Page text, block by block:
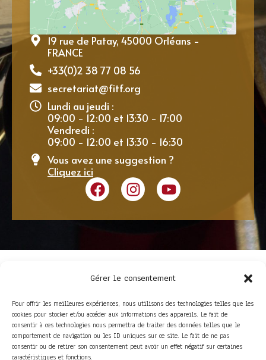
Gérer le consentement
Pour offrir les meilleures expériences, nous utilisons des technologies telles que les
cookies pour stocker et/ou accéder aux informations des appareils. Le fait de
consentir à ces technologies nous permettra de traiter des données telles que le
comportement de navigation ou les ID uniques sur ce site. Le fait de ne pas
consentir ou de retirer son consentement peut avoir un effet négatif sur certaines
caractéristiques et fonctions.
19 rue de Patay, 45000 Orléans -
FRANCE
+33(0)2 38 77 08 56
secretariat@fitf.org
Lundi au jeudi :
09:00 - 12:00 et 13:30 - 17:00
Vendredi :
09:00 - 12:00 et 13:30 - 16:30
Vous avez une suggestion ?
Cliquez ici
ACCÈS RAPIDE